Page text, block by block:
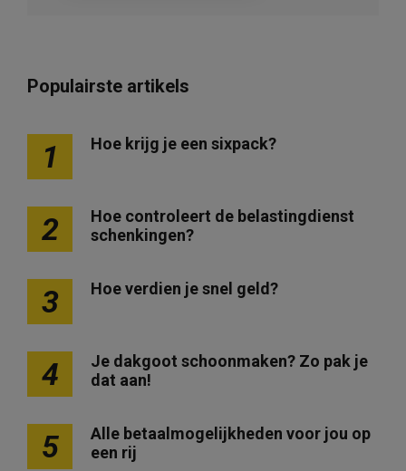
Populairste artikels
1 Hoe krijg je een sixpack?
2
Hoe controleert de belastingdienst
schenkingen?
3 Hoe verdien je snel geld?
4
Je dakgoot schoonmaken? Zo pak je
dat aan!
5
Alle betaalmogelijkheden voor jou op
een rij